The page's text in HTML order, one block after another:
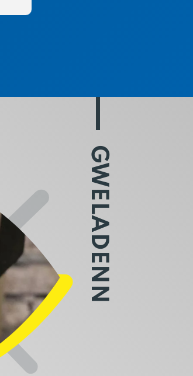
GWELADENN